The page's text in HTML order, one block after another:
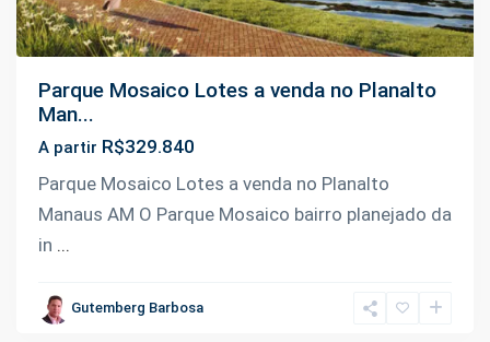
Parque Mosaico Lotes a venda no Planalto
Man...
A partir R$329.840
Parque Mosaico Lotes a venda no Planalto
Manaus AM O Parque Mosaico bairro planejado da
in ...
Gutemberg Barbosa
Parque
10
Novembro,